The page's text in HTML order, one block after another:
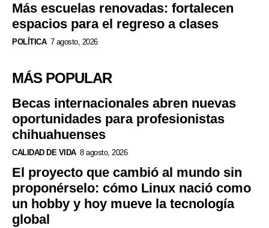
Más escuelas renovadas: fortalecen
espacios para el regreso a clases
POLÍTICA 7 agosto, 2026
MÁS POPULAR
Becas internacionales abren nuevas
oportunidades para profesionistas
chihuahuenses
CALIDAD DE VIDA 8 agosto, 2026
El proyecto que cambió al mundo sin
proponérselo: cómo Linux nació como
un hobby y hoy mueve la tecnología
global